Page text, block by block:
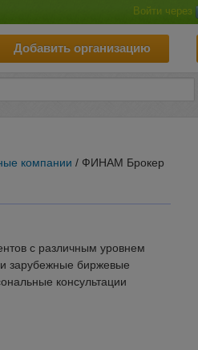
Войти через
Добавить организацию
компании / ФИНАМ Брокер
с различным уровнем
зарубежные биржевые
консультации